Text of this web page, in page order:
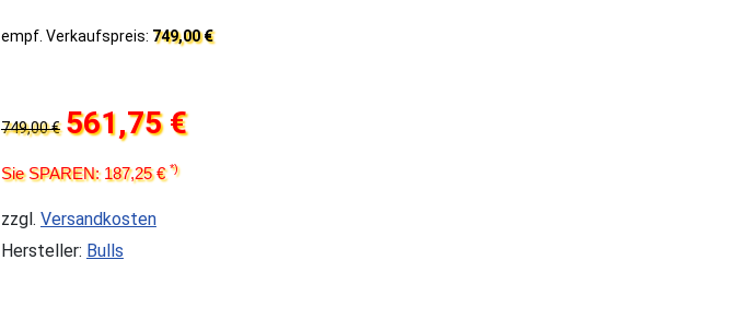
empf. Verkaufspreis: 749,00 €
749,00 € 561,75 €
Sie SPAREN: 187,25 €*)
zzgl. Versandkosten
Hersteller: Bulls